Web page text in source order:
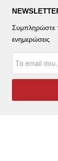
Συμπληρώστε
ενημερώσεις